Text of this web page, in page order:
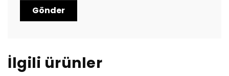
İlgili ürünler